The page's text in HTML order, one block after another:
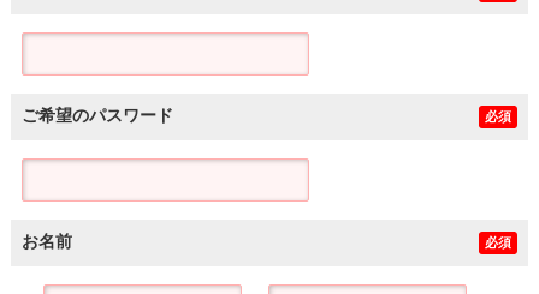
ご希望のパスワード 必須
お名前 必須